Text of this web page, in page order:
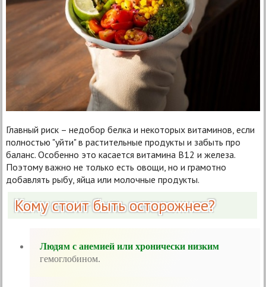
Главный риск – недобор белка и некоторых витаминов, если
полностью "уйти" в растительные продукты и забыть про
баланс. Особенно это касается витамина B12 и железа.
Поэтому важно не только есть овощи, но и грамотно
добавлять рыбу, яйца или молочные продукты.
Кому стоит быть осторожнее?
Людям с анемией или хронически низким
гемоглобином.